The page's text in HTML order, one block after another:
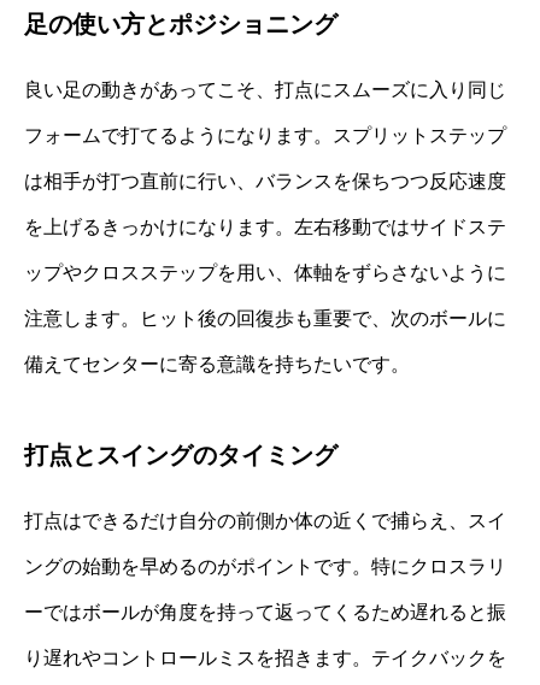
足の使い方とポジショニング
良い足の動きがあってこそ、打点にスムーズに入り同じ
フォームで打てるようになります。スプリットステップ
は相手が打つ直前に行い、バランスを保ちつつ反応速度
を上げるきっかけになります。左右移動ではサイドステ
ップやクロスステップを用い、体軸をずらさないように
注意します。ヒット後の回復歩も重要で、次のボールに
備えてセンターに寄る意識を持ちたいです。
打点とスイングのタイミング
打点はできるだけ自分の前側か体の近くで捕らえ、スイ
ングの始動を早めるのがポイントです。特にクロスラリ
ーではボールが角度を持って返ってくるため遅れると振
り遅れやコントロールミスを招きます。テイクバックを